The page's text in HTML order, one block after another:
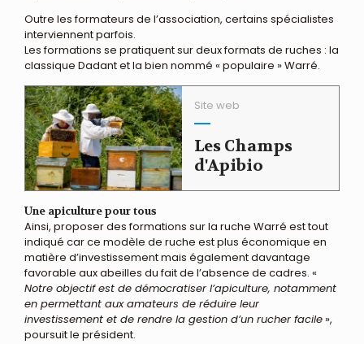
Outre les formateurs de l’association, certains spécialistes
interviennent parfois.
Les formations se pratiquent sur deux formats de ruches : la
classique Dadant et la bien nommé « populaire » Warré.
Site web
Les Champs
d'Apibio
Une apiculture pour tous
Ainsi, proposer des formations sur la ruche Warré est tout
indiqué car ce modèle de ruche est plus économique en
matière d’investissement mais également davantage
favorable aux abeilles du fait de l’absence de cadres. «
Notre objectif est de démocratiser l’apiculture, notamment
en permettant aux amateurs de réduire leur
investissement et de rendre la gestion d’un rucher facile »,
poursuit le président.